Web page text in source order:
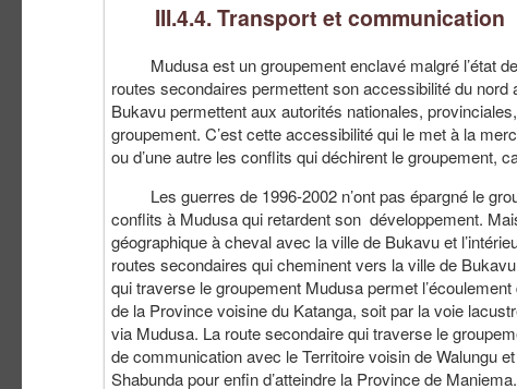
III.4.4. Transport et communication
Mudusa est un groupement enclavé malgré l’état de
routes secondaires permettent son accessibilité du nord
Bukavu permettent aux autorités nationales,
groupement. C’est cette accessibilité qui le met à la
ou d’une autre les conflits qui déchirent le groupement,
Les guerres de 1996-2002 n’ont pas épargné le
conflits à Mudusa qui retardent son développement.
géographique à cheval avec la ville de Bukavu et
routes secondaires qui cheminent vers la ville de
qui traverse le groupement Mudusa permet
de la Province voisine du Katanga, soit par la voie
via Mudusa. La route secondaire qui traverse le
de communication avec le Territoire voisin de Walungu
Shabunda pour enfin d’atteindre la Province de